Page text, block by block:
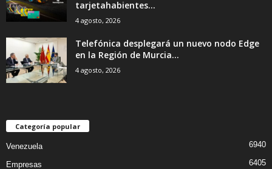
tarjetahabientes...
4 agosto, 2026
Telefónica desplegará un nuevo nodo Edge
en la Región de Murcia...
4 agosto, 2026
Categoría popular
Venezuela 6940
Empresas 6405